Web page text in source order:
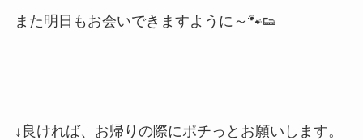
また明日もお会いできますように～🐾👟
↓良ければ、お帰りの際にポチっとお願いします。